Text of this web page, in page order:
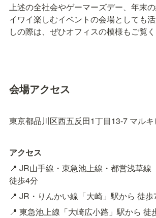
上述の全社会やゲーマーズデー、年末
イワイ楽しむイベントの会場としても
しの際は、ぜひオフィスの模様もご覧く
会場アクセス
東京都品川区西五反田1丁目13-7 マル
アクセス
📍 JR山手線・東急池上線・都営浅草線
徒歩4分
📍 JR・りんかい線「大崎」駅から 徒歩
📍 東急池上線「大崎広小路」駅から 徒